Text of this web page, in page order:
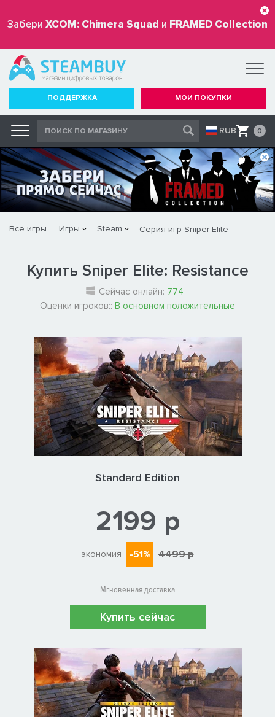
Забери XCOM: Chimera Squad и FRAMED Collection
бесплатно
ПОДДЕРЖКА МОИ ПОКУПКИ
RUB 0
Все игры Игры Steam Серия игр Sniper Elite
Купить Sniper Elite: Resistance
Сейчас онлайн: 774
Оценки игроков:: В основном положительные
Standard Edition
2199 р
экономия -51% 4499 р
Мгновенная доставка
Купить сейчас